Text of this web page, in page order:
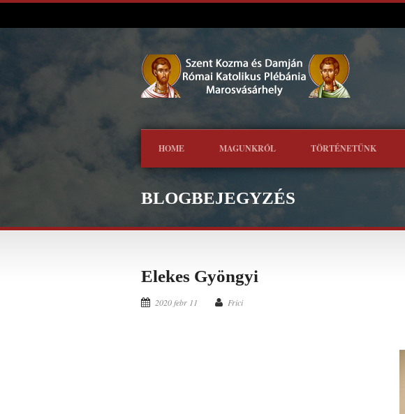
HOME MAGUNKRÓL TÖRTÉNETÜNK
BLOGBEJEGYZÉS
Elekes Gyöngyi
2020 febr 11 Frici